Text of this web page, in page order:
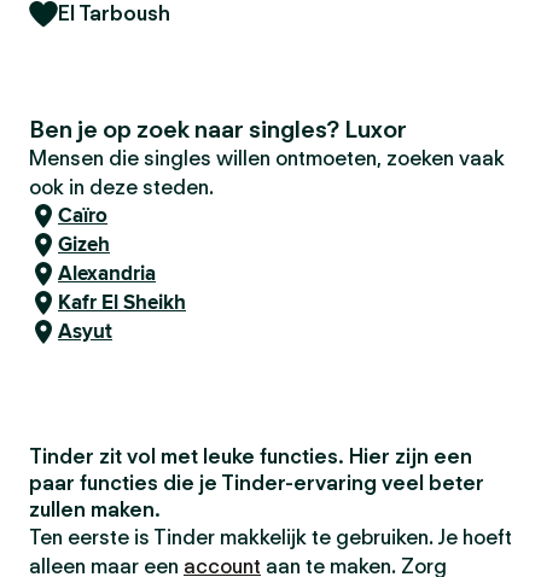
El Tarboush
Ben je op zoek naar singles? Luxor
Mensen die singles willen ontmoeten, zoeken vaak
ook in deze steden.
Caïro
Gizeh
Alexandria
Kafr El Sheikh
Asyut
Tinder zit vol met leuke functies. Hier zijn een
paar functies die je Tinder-ervaring veel beter
zullen maken.
Ten eerste is Tinder makkelijk te gebruiken. Je hoeft
alleen maar een account aan te maken. Zorg